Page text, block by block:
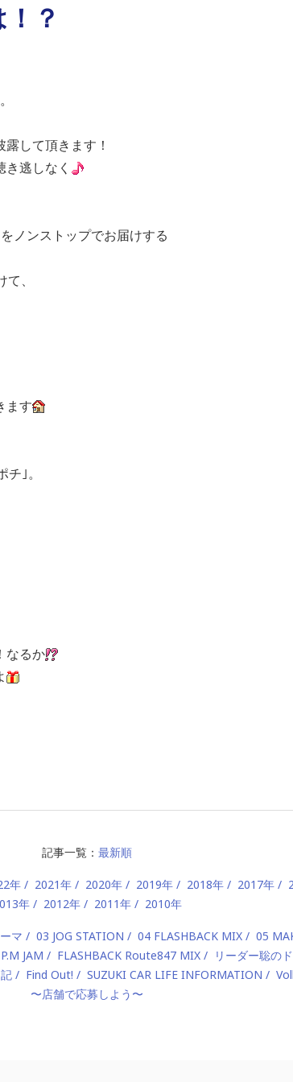
？
して頂きます！
逃しなく
ノンストップでお届けする
、
ます
｣。
なるか
記事一覧： 最新順
年 2021年 2020年 2019年 2018年 2017年
年
2012年 2011年 2010年
マ 03 JOG STATION 04 FLASHBACK MIX 05
JAM FLASHBACK Route847 MIX リーダー聡の
Find Out! SUZUKI CAR LIFE INFORMATION
〜店舗で応募しよう〜